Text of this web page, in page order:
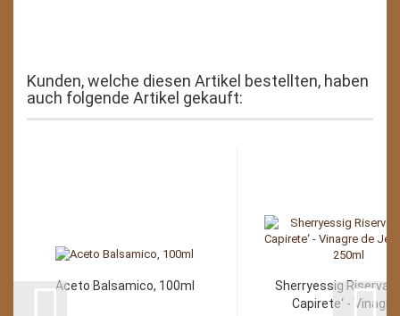
Kunden, welche diesen Artikel bestellten, haben
auch folgende Artikel gekauft:
Aceto Balsamico, 100ml
Sherryessig Riserva
Capirete‘ -